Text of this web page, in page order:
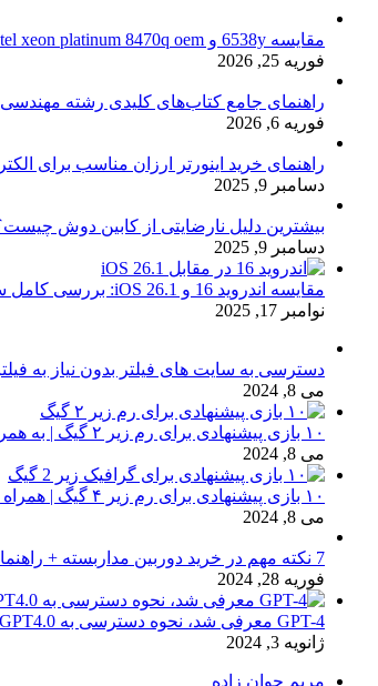
مقایسه 6538y و intel xeon platinum 8470q oem
فوریه 25, 2026
راهنمای جامع کتاب‌های کلیدی رشته
فوریه 6, 2026
راهنمای خرید اینورتر ارزان مناسب برای
دسامبر 9, 2025
بیشترین دلیل نارضایتی از کابین دوش
دسامبر 9, 2025
مقایسه اندروید 16 و iOS 26.1: بررسی کامل سرعت، امنیت و تجربه کاربری
نوامبر 17, 2025
دسترسی به سایت های فیلتر بدون نیاز به
می 8, 2024
۱۰ بازی پیشنهادی برای رم زیر ۲ گیگ | به همراه تریلر بازی ها
می 8, 2024
۱۰ بازی پیشنهادی برای رم زیر ۴ گیگ | همراه با تریلر بازی و سیستم مورد نیاز
می 8, 2024
7 نکته مهم در خرید دوربین مداربسته + راهنمای خرید
فوریه 28, 2024
GPT-4 معرفی شد، نحوه دسترسی به ChatGPT4.0 – تفاوت chat GPT-4 با نسخه 3.5
ژانویه 3, 2024
مریم جوان زاده